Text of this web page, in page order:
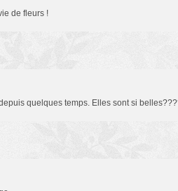
de fleurs !
quelques temps. Elles sont si